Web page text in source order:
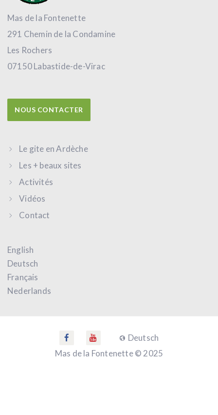
Mas de la Fontenette
291 Chemin de la Condamine
Les Rochers
07150 Labastide-de-Virac
NOUS CONTACTER
Le gite en Ardèche
Les + beaux sites
Activités
Vidéos
Contact
English
Deutsch
Français
Nederlands
Deutsch
Mas de la Fontenette © 2025